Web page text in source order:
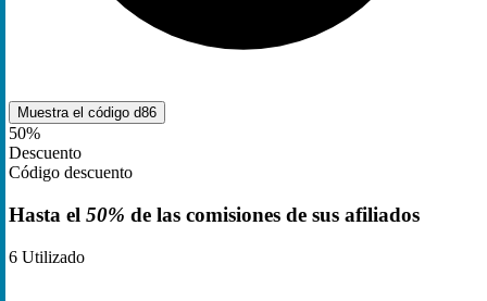
Muestra el código d86
50%
Descuento
Código descuento
Hasta el 50% de las comisiones de sus afiliados
6 Utilizado